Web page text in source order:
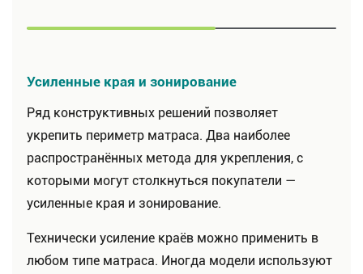
Усиленные края и зонирование
Ряд конструктивных решений позволяет
укрепить периметр матраса. Два наиболее
распространённых метода для укрепления, с
которыми могут столкнуться покупатели —
усиленные края и зонирование.
Технически усиление краёв можно применить в
любом типе матраса. Иногда модели используют